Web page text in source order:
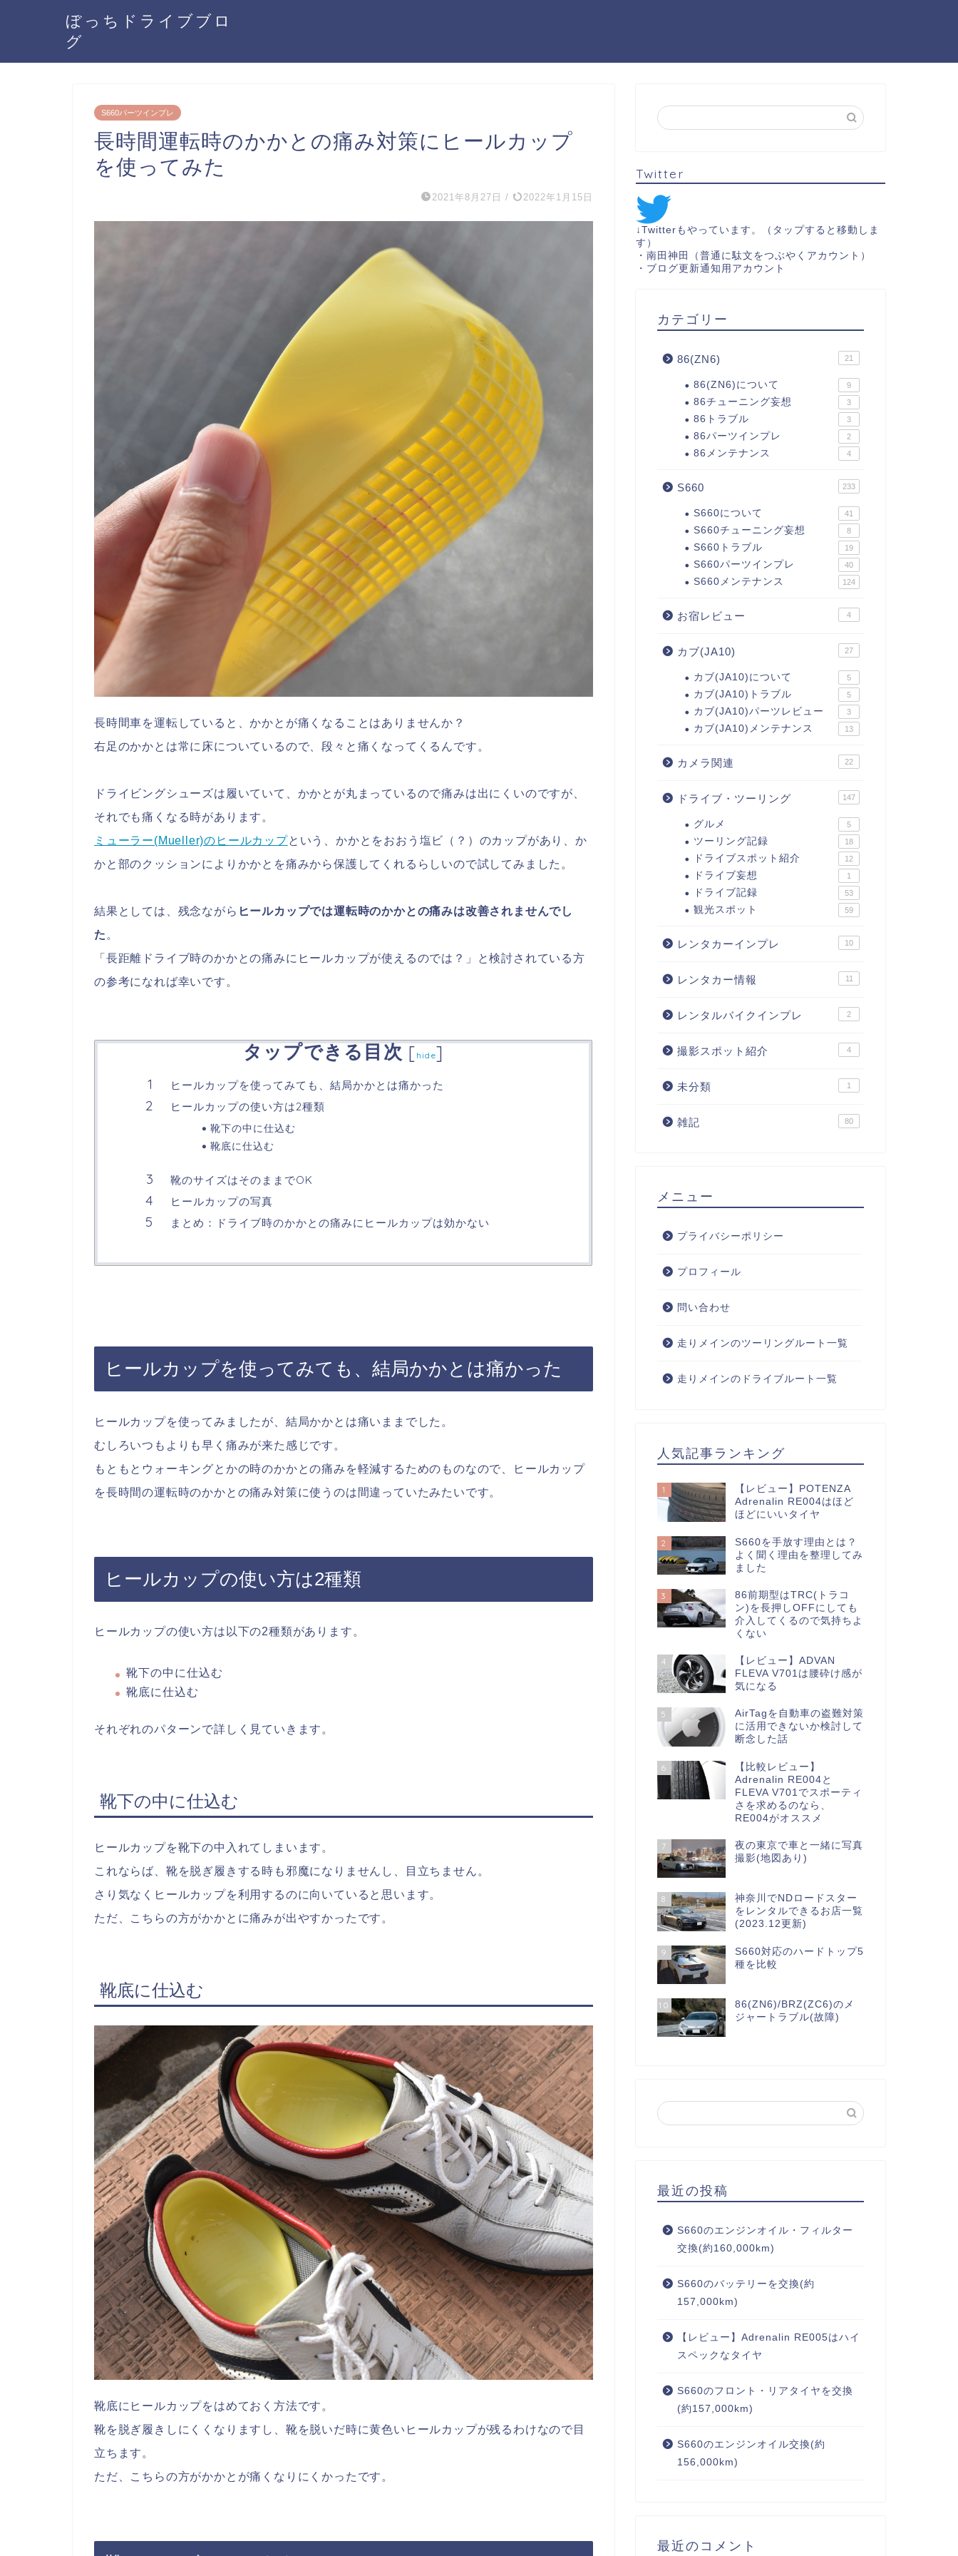
ぼっちドライブブロ
グ
S660パーツインプレ
長時間運転時のかかとの痛み対策にヒールカップ
を使ってみた
2021年8月27日 / 2022年1月15日
長時間車を運転していると、かかとが痛くなることはありませんか？
右足のかかとは常に床についているので、段々と痛くなってくるんです。
ドライビングシューズは履いていて、かかとが丸まっているので痛みは出にくいのですが、
それでも痛くなる時があります。
ミューラー(Mueller)のヒールカップという、かかとをおおう塩ビ（？）のカップがあり、か
かと部のクッションによりかかとを痛みから保護してくれるらしいので試してみました。
結果としては、残念ながら ヒールカップでは運転時のかかとの痛みは改善されませんでし
た 。
「長距離ドライブ時のかかとの痛みにヒールカップが使えるのでは？」と検討されている方
の参考になれば幸いです。
タップできる目次 [ hide]
ヒールカップを使ってみても、結局かかとは痛かった
ヒールカップの使い方は2種類
靴下の中に仕込む
靴底に仕込む
靴のサイズはそのままでOK
ヒールカップの写真
まとめ：ドライブ時のかかとの痛みにヒールカップは効かない
ヒールカップを使ってみても、結局かかとは痛かった
ヒールカップを使ってみましたが、結局かかとは痛いままでした。
むしろいつもよりも早く痛みが来た感じです。
もともとウォーキングとかの時のかかとの痛みを軽減するためのものなので、ヒールカップ
を長時間の運転時のかかとの痛み対策に使うのは間違っていたみたいです。
ヒールカップの使い方は2種類
ヒールカップの使い方は以下の2種類があります。
靴下の中に仕込む
靴底に仕込む
それぞれのパターンで詳しく見ていきます。
靴下の中に仕込む
ヒールカップを靴下の中入れてしまいます。
これならば、靴を脱ぎ履きする時も邪魔になりませんし、目立ちません。
さり気なくヒールカップを利用するのに向いていると思います。
ただ、こちらの方がかかとに痛みが出やすかったです。
靴底に仕込む
靴底にヒールカップをはめておく方法です。
靴を脱ぎ履きしにくくなりますし、靴を脱いだ時に黄色いヒールカップが残るわけなので目
立ちます。
ただ、こちらの方がかかとが痛くなりにくかったです。
Twitter
↓Twitterもやっています。（タップすると移動しま
す）
・ 南田神田（普通に駄文をつぶやくアカウント）
・ ブログ更新通知用アカウント
カテゴリー
86(ZN6) 21
86(ZN6)について 9
86チューニング妄想 3
86トラブル 3
86パーツインプレ 2
86メンテナンス 4
S660 233
S660について 41
S660チューニング妄想 8
S660トラブル 19
S660パーツインプレ 40
S660メンテナンス 124
お宿レビュー 4
カブ(JA10) 27
カブ(JA10)について 5
カブ(JA10)トラブル 5
カブ(JA10)パーツレビュー 3
カブ(JA10)メンテナンス 13
カメラ関連 22
ドライブ・ツーリング 147
グルメ 5
ツーリング記録 18
ドライブスポット紹介 12
ドライブ妄想 1
ドライブ記録 53
観光スポット 59
レンタカーインプレ 10
レンタカー情報 11
レンタルバイクインプレ 2
撮影スポット紹介 4
未分類 1
雑記 80
メニュー
プライバシーポリシー
プロフィール
問い合わせ
走りメインのツーリングルート一覧
走りメインのドライブルート一覧
人気記事ランキング
1
【レビュー】POTENZA
Adrenalin RE004はほど
ほどにいいタイヤ
2
S660を手放す理由とは？
よく聞く理由を整理してみ
ました
3
86前期型はTRC(トラコ
ン)を長押しOFFにしても
介入してくるので気持ちよ
くない
4
【レビュー】ADVAN
FLEVA V701は腰砕け感が
気になる
5
AirTagを自動車の盗難対策
に活用できないか検討して
断念した話
6
【比較レビュー】
Adrenalin RE004と
FLEVA V701でスポーティ
さを求めるのなら、
RE004がオススメ
7
夜の東京で車と一緒に写真
撮影(地図あり)
8
神奈川でNDロードスター
をレンタルできるお店一覧
(2023.12更新)
9
S660対応のハードトップ5
種を比較
10
86(ZN6)/BRZ(ZC6)のメ
ジャートラブル(故障)
最近の投稿
S660のエンジンオイル・フィルター
交換(約160,000km)
S660のバッテリーを交換(約
157,000km)
【レビュー】Adrenalin RE005はハイ
スペックなタイヤ
S660のフロント・リアタイヤを交換
(約157,000km)
S660のエンジンオイル交換(約
156,000km)
最近のコメント